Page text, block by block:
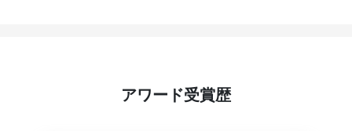
アワード受賞歴